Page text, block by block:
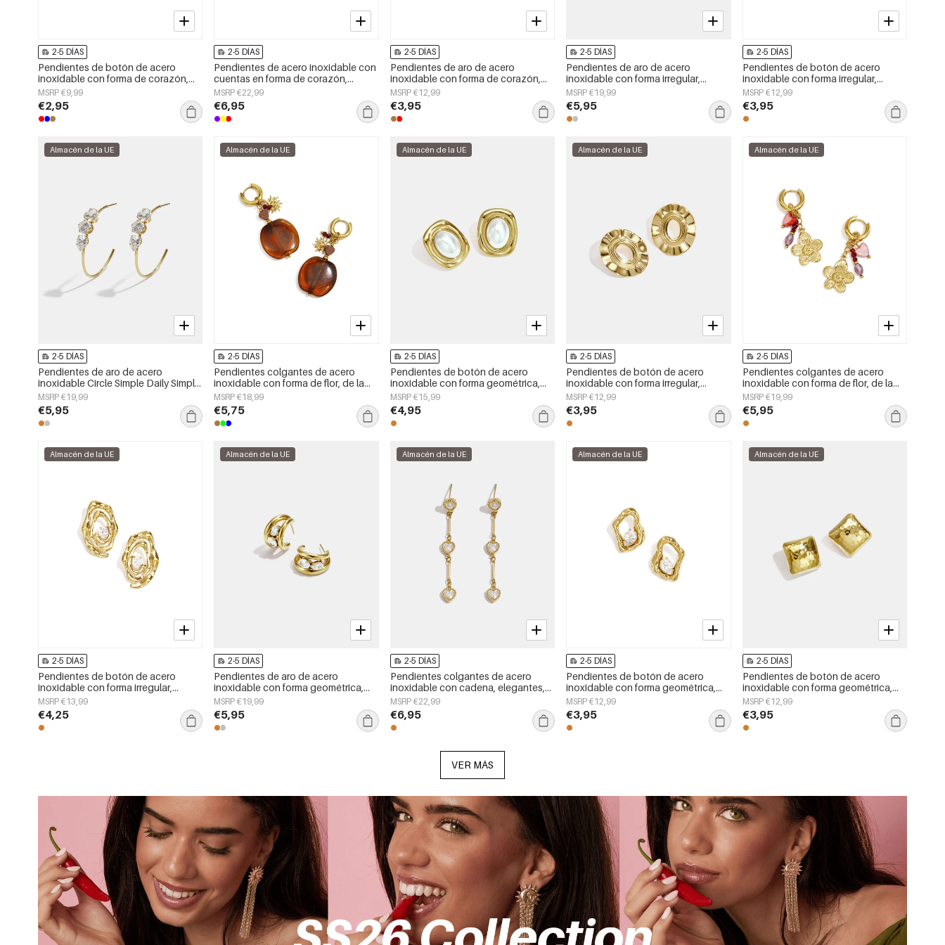
2-5 DÍAS
Pendientes de botón de acero
inoxidable con forma de corazón,
sencillos, de la serie Daily Simple,
joyería para mujer.
MSRP €9,99
€2,95
2-5 DÍAS
Pendientes de acero inoxidable con
cuentas en forma de corazón,
sencillos, de la serie Daily Simple.
Joyería para mujer.
MSRP €22,99
€6,95
2-5 DÍAS
Pendientes de aro de acero
inoxidable con forma de corazón,
sencillos, de la serie Daily Simple,
joyería para mujer.
MSRP €12,99
€3,95
2-5 DÍAS
Pendientes de aro de acero
inoxidable con forma irregular,
sencillos, de la serie Daily Simple,
joyería para mujer.
MSRP €19,99
€5,95
2-5 DÍAS
Pendientes de botón de acero
inoxidable con forma irregular,
sencillos, de la serie Daily Simple,
joyería para mujer.
MSRP €12,99
€3,95
Almacén de la UE
2-5 DÍAS
Pendientes de aro de acero
inoxidable Circle Simple Daily Simple
Series Joyería para mujer
MSRP €19,99
€5,95
Almacén de la UE
2-5 DÍAS
Pendientes colgantes de acero
inoxidable con forma de flor, de la
serie Daily Simple, joyería para mujer.
MSRP €18,99
€5,75
Almacén de la UE
2-5 DÍAS
Pendientes de botón de acero
inoxidable con forma geométrica,
sencillos, de la serie Daily Simple,
joyería para mujer.
MSRP €15,99
€4,95
Almacén de la UE
2-5 DÍAS
Pendientes de botón de acero
inoxidable con forma irregular,
sencillos, de la serie Daily Simple,
joyería para mujer.
MSRP €12,99
€3,95
Almacén de la UE
2-5 DÍAS
Pendientes colgantes de acero
inoxidable con forma de flor, de la
serie Daily Simple, joyería para mujer.
MSRP €19,99
€5,95
Almacén de la UE
2-5 DÍAS
Pendientes de botón de acero
inoxidable con forma irregular,
sencillos, de la serie Daily Simple,
joyería para mujer.
MSRP €13,99
€4,25
Almacén de la UE
2-5 DÍAS
Pendientes de aro de acero
inoxidable con forma geométrica,
sencillos, de la serie Daily Simple,
joyería para mujer.
MSRP €19,99
€5,95
Almacén de la UE
2-5 DÍAS
Pendientes colgantes de acero
inoxidable con cadena, elegantes,
ideales para reuniones o fiestas.
Colección de lujo para mujer.
MSRP €22,99
€6,95
Almacén de la UE
2-5 DÍAS
Pendientes de botón de acero
inoxidable con forma geométrica,
sencillos, de la serie Daily Simple,
joyería para mujer.
MSRP €12,99
€3,95
Almacén de la UE
2-5 DÍAS
Pendientes de botón de acero
inoxidable con forma geométrica,
sencillos, de la serie Daily Simple,
joyería para mujer.
MSRP €12,99
€3,95
VER MÁS